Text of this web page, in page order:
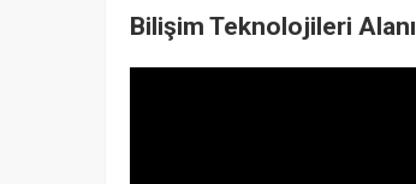
Bilişim Teknolojileri Alanı